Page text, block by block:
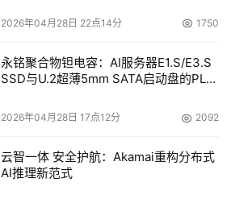
2026年04月28日 22点14分 1750
永铭聚合物钽电容：AI服务器E1.S/E3.S
SSD与U.2超薄5mm SATA启动盘的PLP
2026年04月28日 17点12分 2092
云智一体 安全护航：Akamai重构分布式
AI推理新范式